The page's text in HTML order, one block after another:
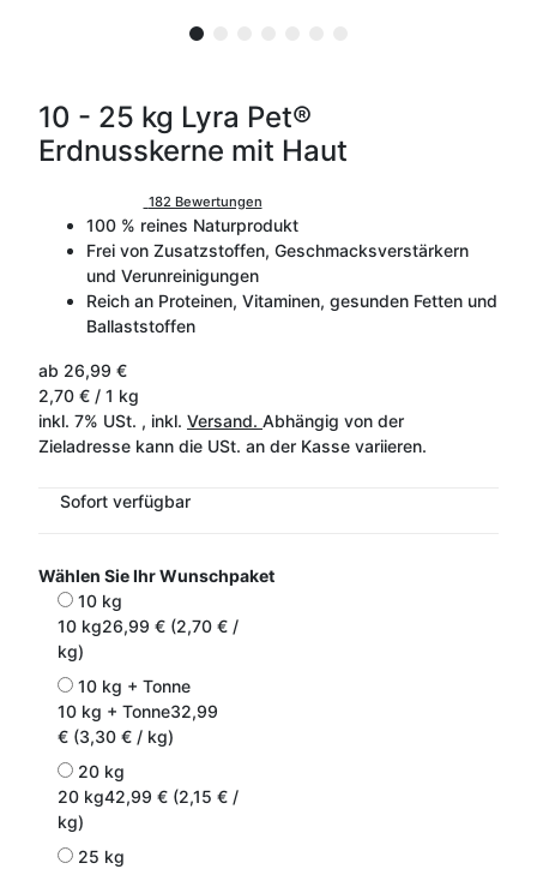
10 - 25 kg Lyra Pet®
Erdnusskerne mit Haut
182 Bewertungen
100 % reines Naturprodukt
Frei von Zusatzstoffen, Geschmacksverstärkern
und Verunreinigungen
Reich an Proteinen, Vitaminen, gesunden Fetten und
Ballaststoffen
ab 26,99 €
2,70 € / 1 kg
inkl. 7% USt. , inkl. Versand. Abhängig von der
Zieladresse kann die USt. an der Kasse variieren.
Sofort verfügbar
Wählen Sie Ihr Wunschpaket
10 kg
10 kg26,99 € (2,70 € /
kg)
10 kg + Tonne
10 kg + Tonne32,99
€ (3,30 € / kg)
20 kg
20 kg42,99 € (2,15 € /
kg)
25 kg